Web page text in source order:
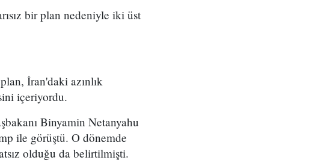
bir plan nedeniyle iki üst
İran'daki azınlık
içeriyordu.
Binyamin Netanyahu
ile görüştü. O dönemde
olduğu da belirtilmişti.